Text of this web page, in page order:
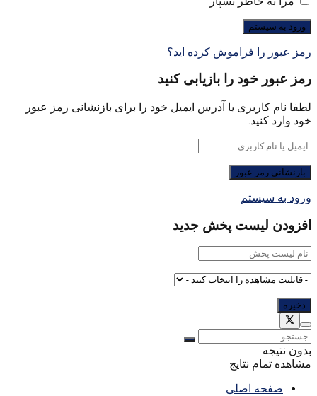
رمز عبور را فراموش کرده اید؟
رمز عبور خود را بازیابی کنید
لطفا نام کاربری یا آدرس ایمیل خود را برای بازنشانی رمز عبور
خود وارد کنید.
ورود به سیستم
افزودن لیست پخش جدید
بدون نتیجه
مشاهده تمام نتایج
صفحه اصلی